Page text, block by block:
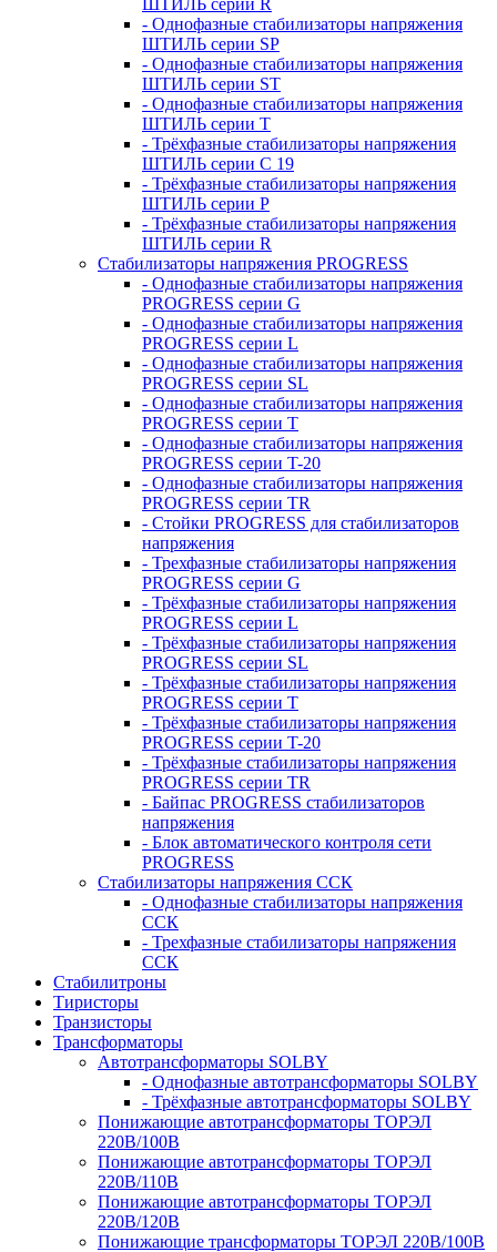
ШТИЛЬ серии R
- Однофазные стабилизаторы напряжения
ШТИЛЬ серии SP
- Однофазные стабилизаторы напряжения
ШТИЛЬ серии ST
- Однофазные стабилизаторы напряжения
ШТИЛЬ серии T
- Трёхфазные стабилизаторы напряжения
ШТИЛЬ серии C 19
- Трёхфазные стабилизаторы напряжения
ШТИЛЬ серии P
- Трёхфазные стабилизаторы напряжения
ШТИЛЬ серии R
Стабилизаторы напряжения PROGRESS
- Однофазные стабилизаторы напряжения
PROGRESS серии G
- Однофазные стабилизаторы напряжения
PROGRESS серии L
- Однофазные стабилизаторы напряжения
PROGRESS серии SL
- Однофазные стабилизаторы напряжения
PROGRESS серии T
- Однофазные стабилизаторы напряжения
PROGRESS серии T-20
- Однофазные стабилизаторы напряжения
PROGRESS серии TR
- Стойки PROGRESS для стабилизаторов
напряжения
- Трехфазные стабилизаторы напряжения
PROGRESS серии G
- Трёхфазные стабилизаторы напряжения
PROGRESS серии L
- Трёхфазные стабилизаторы напряжения
PROGRESS серии SL
- Трёхфазные стабилизаторы напряжения
PROGRESS серии T
- Трёхфазные стабилизаторы напряжения
PROGRESS серии T-20
- Трёхфазные стабилизаторы напряжения
PROGRESS серии TR
- Байпас PROGRESS стабилизаторов
напряжения
- Блок автоматического контроля сети
PROGRESS
Стабилизаторы напряжения ССК
- Однофазные стабилизаторы напряжения
ССК
- Трехфазные стабилизаторы напряжения
ССК
Стабилитроны
Тиристоры
Транзисторы
Трансформаторы
Автотрансформаторы SOLBY
- Однофазные автотрансформаторы SOLBY
- Трёхфазные автотрансформаторы SOLBY
Понижающие автотрансформаторы ТОРЭЛ
220В/100В
Понижающие автотрансформаторы ТОРЭЛ
220В/110В
Понижающие автотрансформаторы ТОРЭЛ
220В/120В
Понижающие трансформаторы ТОРЭЛ 220В/100В